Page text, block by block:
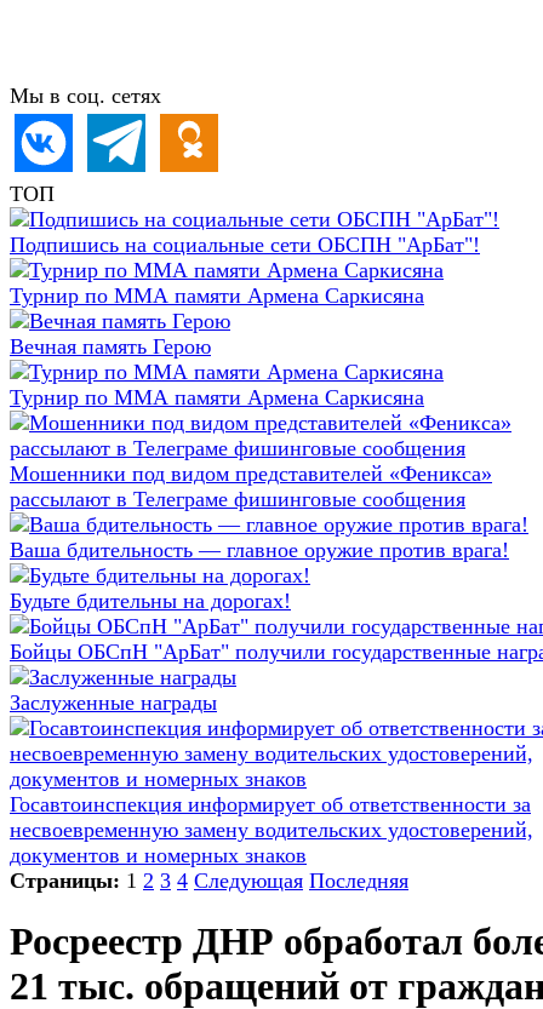
Мы в соц. сетях
ТОП
Подпишись на социальные сети ОБСПН "АрБат"!
Турнир по ММА памяти Армена Саркисяна
Вечная память Герою
Турнир по ММА памяти Армена Саркисяна
Мошенники под видом представителей «Феникса»
рассылают в Телеграме фишинговые сообщения
Ваша бдительность — главное оружие против врага!
Будьте бдительны на дорогах!
Бойцы ОБСпН "АрБат" получили государственные
Заслуженные награды
Госавтоинспекция информирует об ответственности за
несвоевременную замену водительских удостоверений,
документов и номерных знаков
Страницы: 1 2 3 4 Следующая Последняя
Росреестр ДНР обработал
21 тыс. обращений от